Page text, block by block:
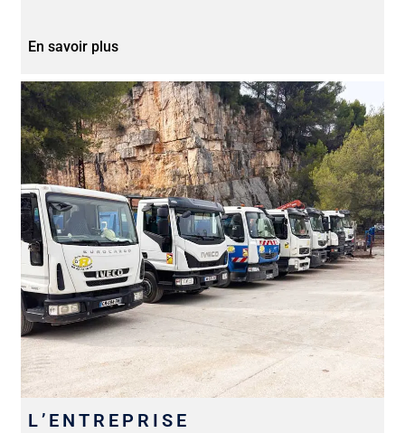
En savoir plus
L’ENTREPRISE